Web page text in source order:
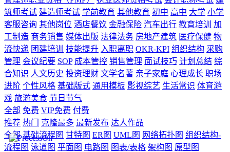
筑师考试 建造师考试 学前教育 其他教育 初中 高中 大学 小学
客服咨询 其他岗位 酒店餐饮 金融保险 汽车出行 教育培训
加
工制造 商务销售 媒体出版 法律法务 房地产建筑 医疗保健 物
流快递 团建培训 技能提升 入职离职 OKR-KPI 组织结构 采购
管理 会议纪要 SOP 成本管控 销售管理 面试技巧 计划总结 综
合知识 人文历史 投资理财 文学名著 亲子家庭 心理成长 职场
进阶 个性风格 基础版式 通用模板 影视综艺 生活常识 体育游
戏 旅游美食 节日节气
全部 免费 VIP免费 付费
推荐 热门 克隆最多 最新发布 达人作品
全部 基础流程图 甘特图 ER图 UML图 网络拓扑图 组织结构-
流程图 泳道图 平面图 电路图 图表/表格 架构图 原型图